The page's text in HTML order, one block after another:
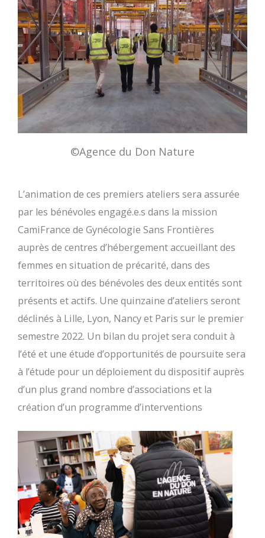
©Agence du Don Nature
L’animation de ces premiers ateliers sera assurée
par les bénévoles engagé.e.s dans la mission
CamiFrance de Gynécologie Sans Frontières
auprès de centres d’hébergement accueillant des
femmes en situation de précarité, dans des
territoires où des bénévoles des deux entités sont
présents et actifs. Une quinzaine d’ateliers seront
déclinés à Lille, Lyon, Nancy et Paris sur le premier
semestre 2022. Un bilan du projet sera conduit à
l’été et une étude d’opportunités de poursuite sera
à l’étude pour un déploiement du dispositif auprès
d’un plus grand nombre d’associations et la
création d’un programme d’interventions